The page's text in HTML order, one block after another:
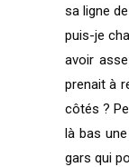
sa ligne
puis-je
avoir
prenait à
côtés ?
là bas
gars qui